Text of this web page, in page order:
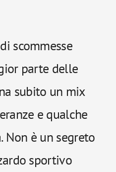
scommesse
parte delle
subito un mix
e qualche
Non è un segreto
sportivo